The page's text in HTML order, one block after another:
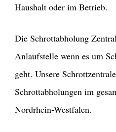
Haushalt oder im Betrieb.
Die Schrottabholung
Anlaufstelle wenn es um
geht. Unsere
Schrottabholungen im
Nordrhein-Westfalen.